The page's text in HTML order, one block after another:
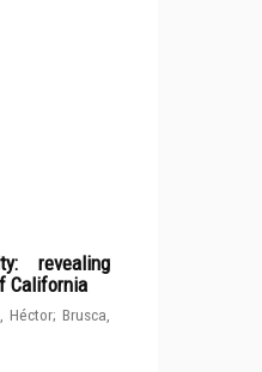
revealing
California
Héctor; Brusca,